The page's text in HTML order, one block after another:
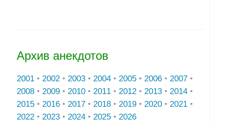
Архив анекдотов
2001 • 2002 • 2003 • 2004 • 2005 • 2006 • 2007 •
2008 • 2009 • 2010 • 2011 • 2012 • 2013 • 2014 •
2015 • 2016 • 2017 • 2018 • 2019 • 2020 • 2021 •
2022 • 2023 • 2024 • 2025 • 2026